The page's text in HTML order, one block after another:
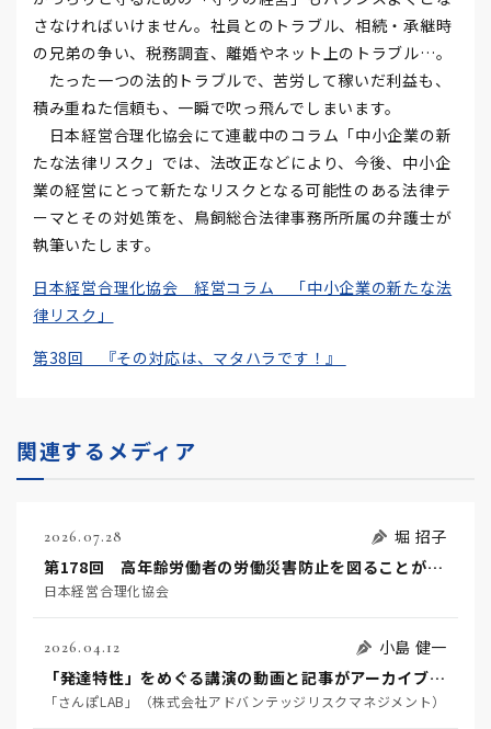
さなければいけません。社員とのトラブル、相続・承継時
の兄弟の争い、税務調査、離婚やネット上のトラブル…。
たった一つの法的トラブルで、苦労して稼いだ利益も、
積み重ねた信頼も、一瞬で吹っ飛んでしまいます。
日本経営合理化協会にて連載中のコラム「中小企業の新
たな法律リスク」では、法改正などにより、今後、中小企
業の経営にとって新たなリスクとなる可能性のある法律テ
ーマとその対処策を、鳥飼総合法律事務所所属の弁護士が
執筆いたします。
日本経営合理化協会 経営コラム 「中小企業の新たな法
律リスク」
第38回 『その対応は、マタハラです！』
関連するメディア
2026.07.28
堀 招子
第178回 高年齢労働者の労働災害防止を図ることが事業者の努力義務になりました！
日本経営合理化協会
2026.04.12
小島 健一
「発達特性」をめぐる講演の動画と記事がアーカイブ公開されました
「さんぽLAB」（株式会社アドバンテッジリスクマネジメント）